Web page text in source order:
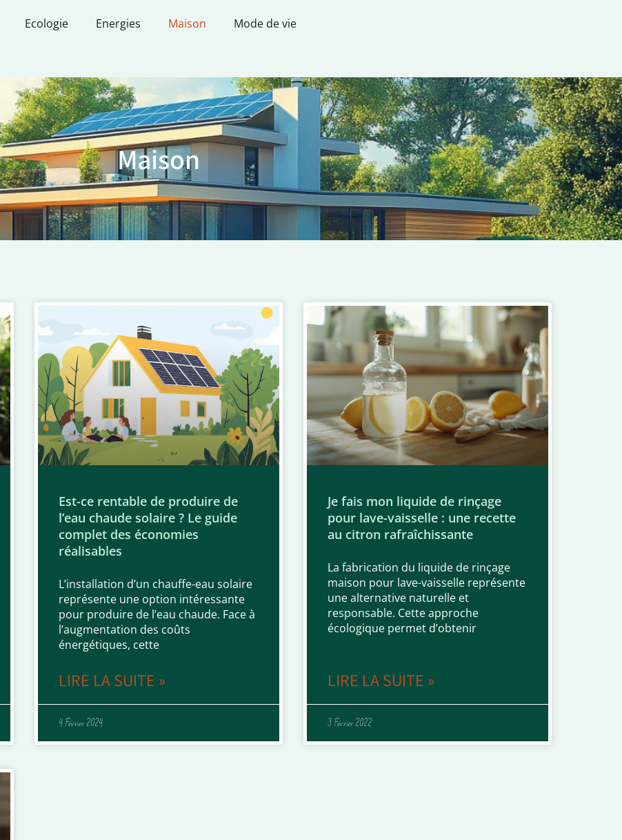
Ecologie Energies Maison Mode de vie
Maison
Est-ce rentable de produire de
l’eau chaude solaire ? Le guide
complet des économies
réalisables
L’installation d’un chauffe-eau solaire
représente une option intéressante
pour produire de l’eau chaude. Face à
l’augmentation des coûts
énergétiques, cette
LIRE LA SUITE »
4 Février 2024
Je fais mon liquide de rinçage
pour lave-vaisselle : une recette
au citron rafraîchissante
La fabrication du liquide de rinçage
maison pour lave-vaisselle représente
une alternative naturelle et
responsable. Cette approche
écologique permet d’obtenir
LIRE LA SUITE »
3 Février 2022